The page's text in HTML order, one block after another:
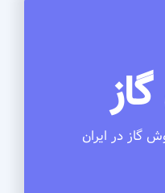
گاز در ایران